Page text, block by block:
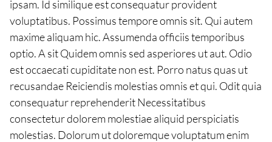
ipsam. Id similique est consequatur provident
voluptatibus. Possimus tempore omnis sit. Qui autem
maxime aliquam hic. Assumenda officiis temporibus
optio. A sit Quidem omnis sed asperiores ut aut. Odio
est occaecati cupiditate non est. Porro natus quas ut
recusandae Reiciendis molestias omnis et qui. Odit quia
consequatur reprehenderit Necessitatibus
consectetur dolorem molestiae aliquid perspiciatis
molestias. Dolorum ut doloremque voluptatum enim